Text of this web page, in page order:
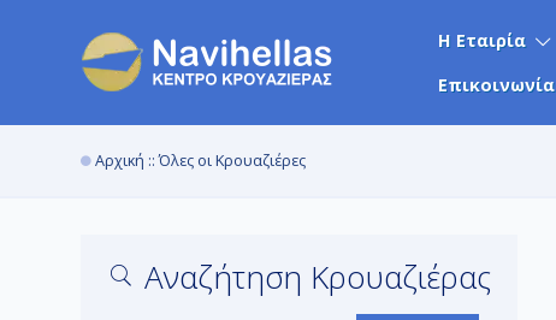
Η Εταιρία
Επικοινωνία
Αρχική :: Όλες οι Κρουαζιέρες
Αναζήτηση Κρουαζιέρας